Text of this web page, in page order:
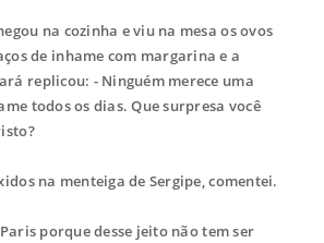
na cozinha e viu na mesa os ovos
de inhame com margarina e a
replicou: - Ninguém merece uma
todos os dias. Que surpresa você
na menteiga de Sergipe, comentei.
porque desse jeito não tem ser